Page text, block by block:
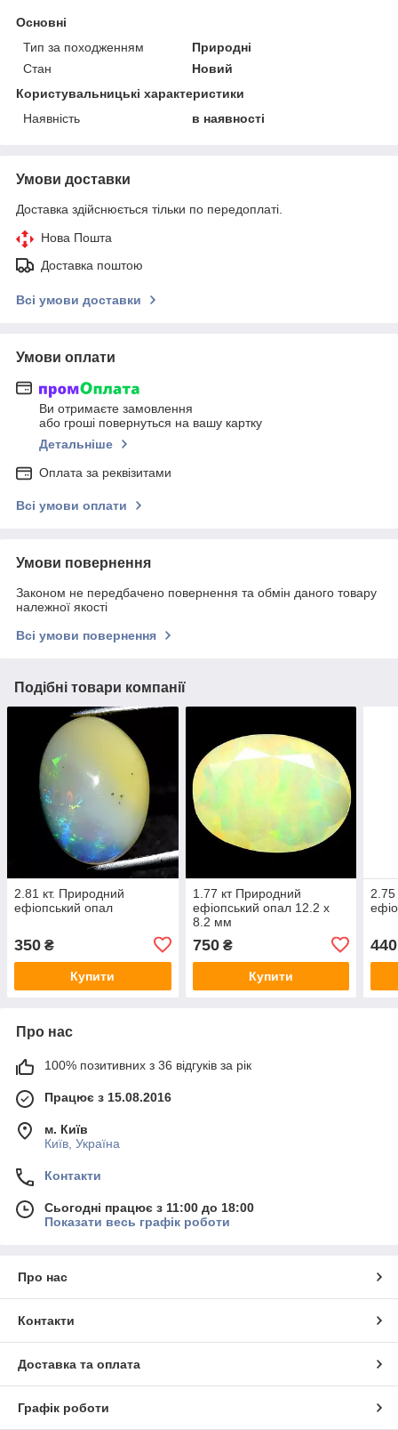
Основні
Тип за походженням
Природні
Стан
Новий
Користувальницькі характеристики
Наявність
в наявності
Умови доставки
Доставка здійснюється тільки по передоплаті.
Нова Пошта
Доставка поштою
Всі умови доставки
Умови оплати
Ви отримаєте замовлення
або гроші повернуться на вашу картку
Детальніше
Оплата за реквізитами
Всі умови оплати
Умови повернення
Законом не передбачено повернення та обмін даного товару
належної якості
Всі умови повернення
Подібні товари компанії
2.81 кт. Природний
ефіопський опал
350 ₴
Купити
1.77 кт Природний
ефіопський опал 12.2 х
8.2 мм
750₴
Купити
2.75
440
Про нас
100% позитивних з 36 відгуків за рік
Працює з 15.08.2016
м. Київ
Київ, Україна
Контакти
Сьогодні працює з 11:00 до 18:00
Показати весь графік роботи
Про нас
Контакти
Доставка та оплата
Графік роботи